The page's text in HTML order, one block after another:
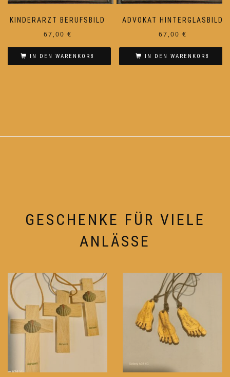
KINDERARZT BERUFSBILD
67,00 €
IN DEN WARENKORB
ADVOKAT HINTERGLASBILD
67,00 €
IN DEN WARENKORB
GESCHENKE FÜR VIELE
ANLÄSSE